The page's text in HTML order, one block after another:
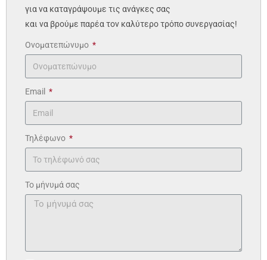
για να καταγράψουμε τις ανάγκες σας
και να βρούμε παρέα τον καλύτερο τρόπο συνεργασίας!
Ονοματεπώνυμο
Email
Τηλέφωνο
Το μήνυμά σας